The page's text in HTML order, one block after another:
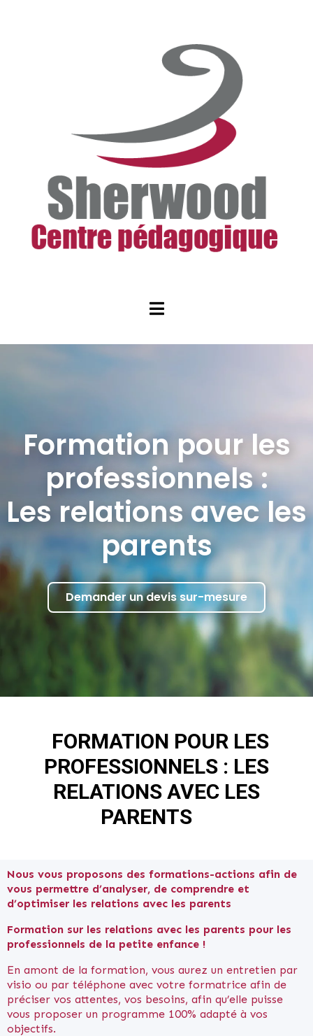
Formation pour les
professionnels :
Les relations avec les
parents
Demander un devis sur-mesure
FORMATION POUR LES
PROFESSIONNELS : LES
RELATIONS AVEC LES
PARENTS
Nous vous proposons des formations-actions afin de
vous permettre d’analyser, de comprendre et
d’optimiser les relations avec les parents
Formation sur les relations avec les parents pour les
professionnels de la petite enfance !
En amont de la formation, vous aurez un entretien par
visio ou par téléphone avec votre formatrice afin de
préciser vos attentes, vos besoins, afin qu’elle puisse
vous proposer un programme 100% adapté à vos
objectifs.